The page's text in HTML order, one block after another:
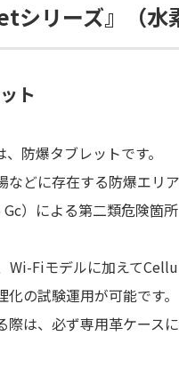
リーズ』（水
ト
防爆タブレットです。
どに存在する防爆エリ
）による第二類危険
Fiモデルに加えて
の試験運用が可能です。
は、必ず専用革ケース